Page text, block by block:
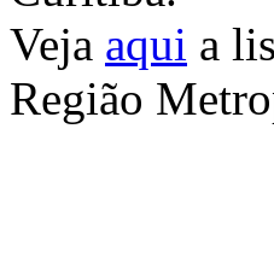
Veja aqui a
Região